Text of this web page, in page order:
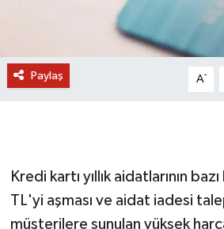
Paylaş A-
Kredi kartı yıllık aidatlarının
TL'yi aşması ve aidat iadesi
müşterilere sunulan yüksek